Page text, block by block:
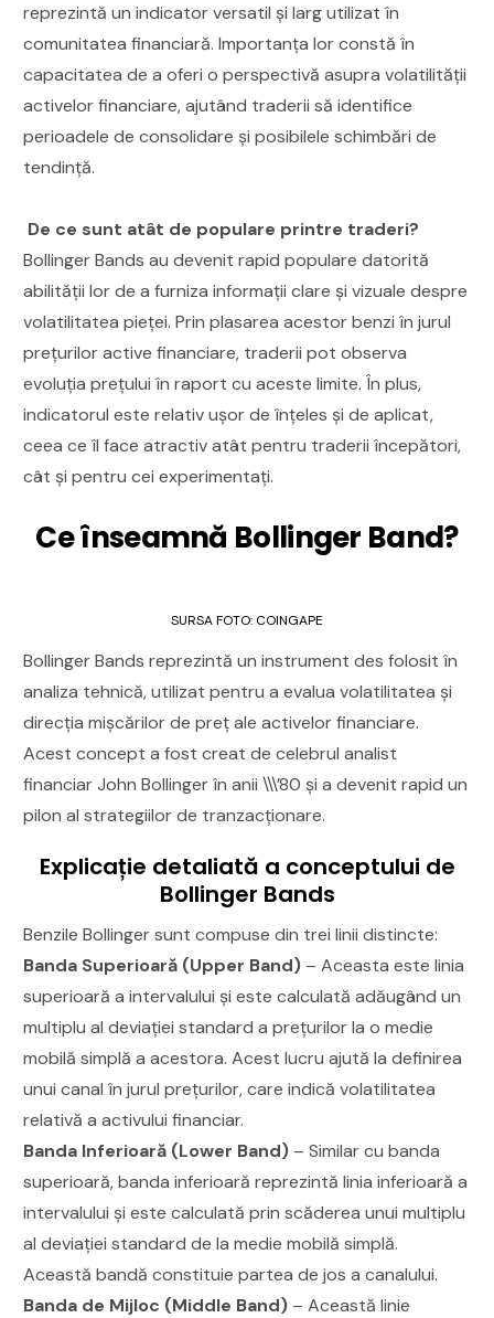
reprezintă un indicator versatil și larg utilizat în
comunitatea financiară. Importanța lor constă în
capacitatea de a oferi o perspectivă asupra volatilității
activelor financiare, ajutând traderii să identifice
perioadele de consolidare și posibilele schimbări de
tendință.
De ce sunt atât de populare printre traderi?
Bollinger Bands au devenit rapid populare datorită
abilității lor de a furniza informații clare și vizuale despre
volatilitatea pieței. Prin plasarea acestor benzi în jurul
prețurilor active financiare, traderii pot observa
evoluția prețului în raport cu aceste limite. În plus,
indicatorul este relativ ușor de înțeles și de aplicat,
ceea ce îl face atractiv atât pentru traderii începători,
cât și pentru cei experimentați.
Ce înseamnă Bollinger Band?
SURSA FOTO: COINGAPE
Bollinger Bands reprezintă un instrument des folosit în
analiza tehnică, utilizat pentru a evalua volatilitatea și
direcția mișcărilor de preț ale activelor financiare.
Acest concept a fost creat de celebrul analist
financiar John Bollinger în anii \\\’80 și a devenit rapid un
pilon al strategiilor de tranzacționare.
Explicație detaliată a conceptului de
Bollinger Bands
Benzile Bollinger sunt compuse din trei linii distincte:
Banda Superioară (Upper Band) – Aceasta este linia
superioară a intervalului și este calculată adăugând un
multiplu al deviației standard a prețurilor la o medie
mobilă simplă a acestora. Acest lucru ajută la definirea
unui canal în jurul prețurilor, care indică volatilitatea
relativă a activului financiar.
Banda Inferioară (Lower Band) – Similar cu banda
superioară, banda inferioară reprezintă linia inferioară a
intervalului și este calculată prin scăderea unui multiplu
al deviației standard de la medie mobilă simplă.
Această bandă constituie partea de jos a canalului.
Banda de Mijloc (Middle Band) – Această linie